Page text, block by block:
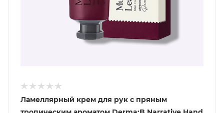
Ламеллярный крем для рук с пряным